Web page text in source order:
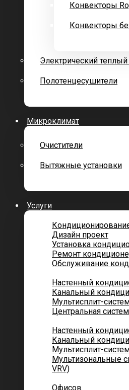
Конвекторы
Конвекторы
Электрический
Полотенцесушители
Микроклимат
Очистители
Вытяжные установки
Услуги
Дизайн проект
Установка
Ремонт
Обслуживание
Настенный
Канальный
Мультисплит-
Центральная
Настенный
Канальный
Мультисплит-
Мультизональные
VRV)
Офисов